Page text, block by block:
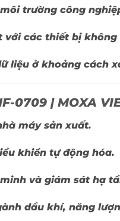
trường công
các thiết bị không
liệu ở khoảng cách
0709 | MOXA
máy sản xuất.
khiển tự động hóa.
và giám sát hạ
dầu khí, năng